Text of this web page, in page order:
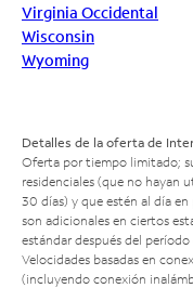
Virginia Occidental
Wisconsin
Wyoming
Detalles de la oferta de
Oferta por tiempo limitado;
residenciales (que no hayan
30 días) y que estén al día
son adicionales en ciertos
estándar después del
Velocidades basadas en
(incluyendo conexión